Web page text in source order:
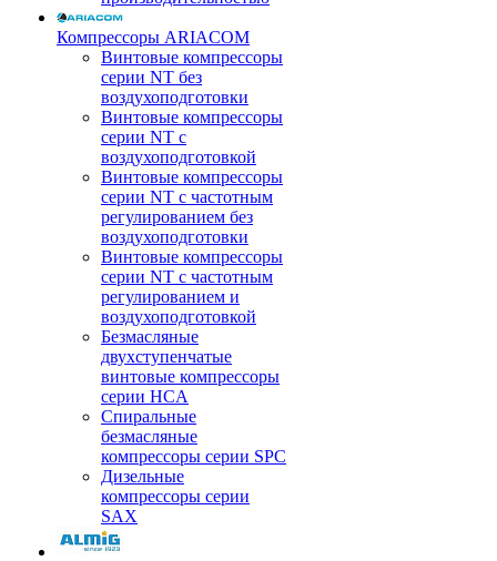
Компрессоры ARIACOM
Винтовые компрессоры
серии NT без
воздухоподготовки
Винтовые компрессоры
серии NT c
воздухоподготовкой
Винтовые компрессоры
серии NT с частотным
регулированием без
воздухоподготовки
Винтовые компрессоры
серии NT с частотным
регулированием и
воздухоподготовкой
Безмасляные
двухступенчатые
винтовые компрессоры
серии HCA
Спиральные
безмасляные
компрессоры серии SPC
Дизельные
компрессоры серии
SAX